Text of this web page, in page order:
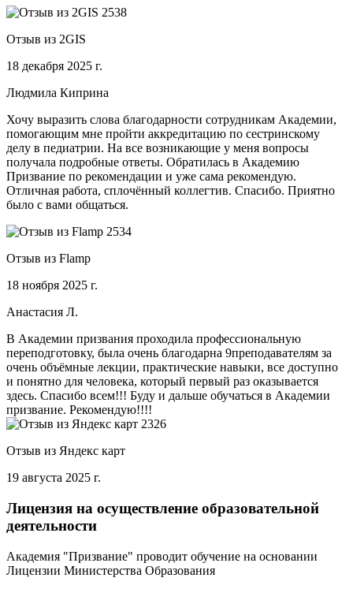
Отзыв из 2GIS
18 декабря 2025 г.
Людмила Киприна
Хочу выразить слова благодарности сотрудникам Академии,
помогающим мне пройти аккредитацию по сестринскому
делу в педиатрии. На все возникающие у меня вопросы
получала подробные ответы. Обратилась в Академию
Призвание по рекомендации и уже сама рекомендую.
Отличная работа, сплочённый коллегтив. Спасибо. Приятно
было с вами общаться.
Отзыв из Flamp
18 ноября 2025 г.
Анастасия Л.
В Академии призвания проходила профессиональную
переподготовку, была очень благодарна 9преподавателям за
очень объёмные лекции, практические навыки, все доступно
и понятно для человека, который первый раз оказывается
здесь. Спасибо всем!!! Буду и дальше обучаться в Академии
призвание. Рекомендую!!!!
Отзыв из Яндекс карт
19 августа 2025 г.
Лицензия на осуществление образовательной
деятельности
Академия "Призвание" проводит обучение на основании
Лицензии Министерства Образования